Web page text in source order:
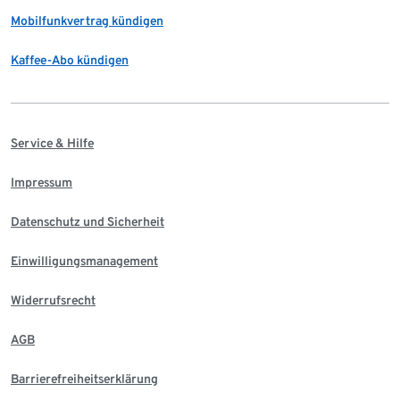
Mobilfunkvertrag kündigen
Kaffee-Abo kündigen
Service & Hilfe
Impressum
Datenschutz und Sicherheit
Einwilligungsmanagement
Widerrufsrecht
AGB
Barrierefreiheitserklärung